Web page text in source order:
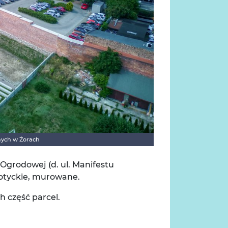
w Żorach
(d. ul. Manifestu
murowane.
część parcel.